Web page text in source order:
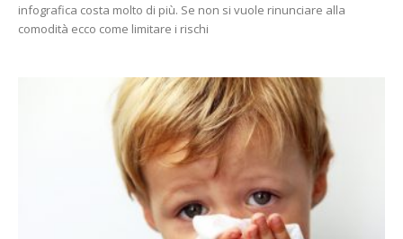
infografica costa molto di più. Se non si vuole rinunciare alla
comodità ecco come limitare i rischi